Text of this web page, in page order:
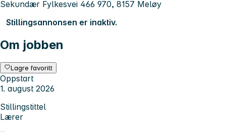
Sekundær Fylkesvei 466 970, 8157 Meløy
Stillingsannonsen er inaktiv.
Om jobben
Lagre favoritt
Oppstart
1. august 2026
Stillingstittel
Lærer